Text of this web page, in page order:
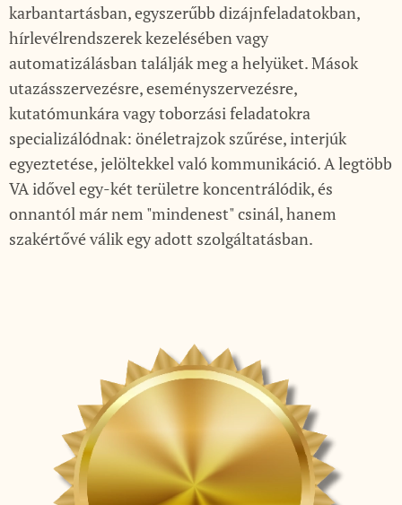
karbantartásban, egyszerűbb dizájnfeladatokban,
hírlevélrendszerek kezelésében vagy
automatizálásban találják meg a helyüket. Mások
utazásszervezésre, eseményszervezésre,
kutatómunkára vagy toborzási feladatokra
specializálódnak: önéletrajzok szűrése, interjúk
egyeztetése, jelöltekkel való kommunikáció. A legtöbb
VA idővel egy-két területre koncentrálódik, és
onnantól már nem "mindenest" csinál, hanem
szakértővé válik egy adott szolgáltatásban.